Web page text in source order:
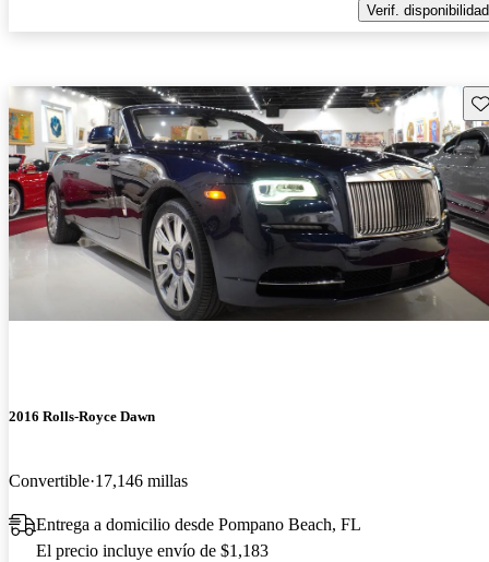
Verif. disponibilidad
2016 Rolls-Royce Dawn
Convertible 17,146 millas
Entrega a domicilio desde Pompano Beach, FL
El precio incluye envío de $1,183